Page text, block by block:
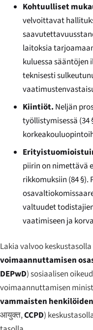
Kohtuulliset
velvoittavat
laitoksia
kuluessa
teknisesti
Kiintiöt. Neljän
työllistymisessä
piirin on nimettävä
rikkomuksiin (84 §).
valtuudet
vaatimiseen ja
Lakia valvoo keskustasolla
voimaannuttamisen
DEPwD) sosiaalisen
voimaannuttamisen
vammaisten
आयुक्त,CCPD)